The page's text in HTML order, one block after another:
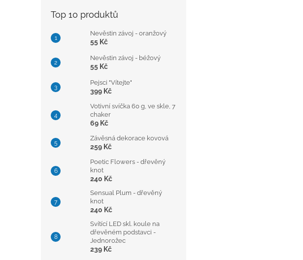
Top 10 produktů
Nevěstin závoj - oranžový
55 Kč
Nevěstin závoj - béžový
55 Kč
Pejsci "Vítejte"
399 Kč
Votivní svíčka 60 g, ve skle, 7
chaker
69 Kč
Závěsná dekorace kovová
259 Kč
Poetic Flowers - dřevěný
knot
240 Kč
Sensual Plum - dřevěný
knot
240 Kč
Svítící LED skl. koule na
dřevěném podstavci -
Jednorožec
239 Kč